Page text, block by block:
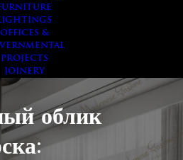
OFFICES &
PROJECTS
JOINERY
облик